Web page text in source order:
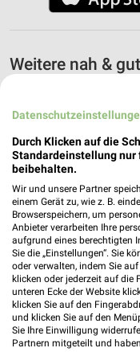
Weitere nah &
5 Geschäfte und Orte
nah & gut
172,55 km
nah & gut
Lunzenau,
179,15 km
Durch Klicken auf die
Standardeinstellung
beibehalten.
Wir und unsere Partner
einem Gerät zu, wie z. B.
Browserspeichern, um
Anbieter verarbeiten Ihre
aufgrund eines berechtigten
Sie die „Einstellungen“. Sie
oder verwalten, indem Sie
klicken oder jederzeit auf die
unteren Ecke der Website
klicken Sie auf den
und klicken Sie auf den
Sie Ihre Einwilligung
Partnern mitgeteilt und